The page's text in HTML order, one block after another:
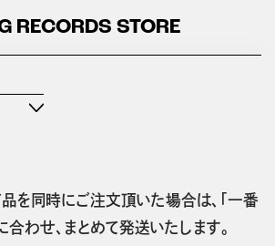
RECORDS STORE
を同時にご注文頂いた場合は、「一番
合わせ、まとめて発送いたします。